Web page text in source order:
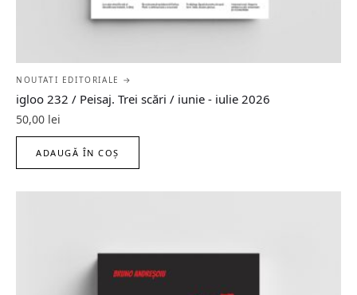
NOUTATI EDITORIALE →
igloo 232 / Peisaj. Trei scări / iunie - iulie 2026
50,00 lei
ADAUGĂ ÎN COȘ